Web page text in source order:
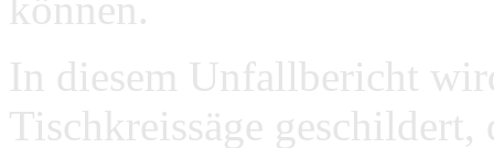
In diesem Unfallbericht
Tischkreissäge